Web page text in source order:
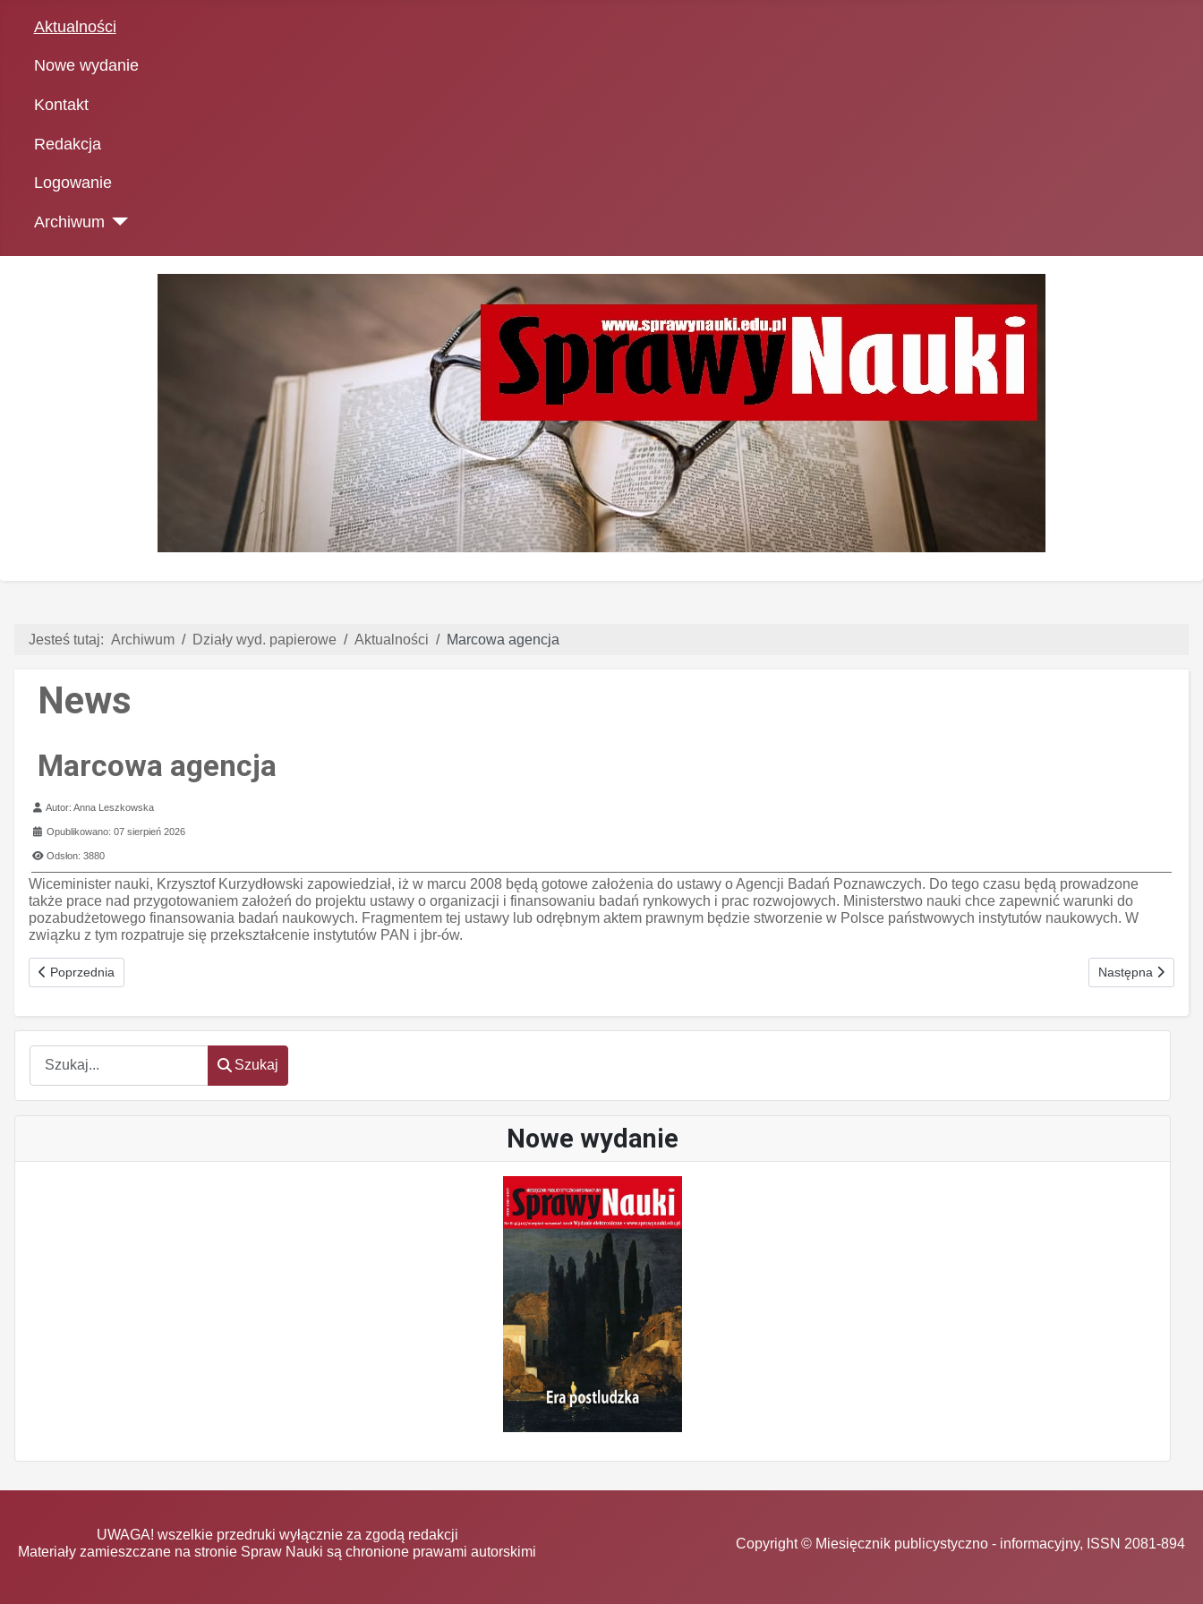
Aktualności
Nowe wydanie
Kontakt
Redakcja
Logowanie
Archiwum
Szukaj
Szukaj
Nowe wydanie
Jesteś tutaj: Archiwum Działy wyd. papierowe Aktualności Marcowa agencja
News
Marcowa agencja
Szczegóły
Autor:Anna Leszkowska
Opublikowano: 07 sierpień 2026
Odsłon: 3880
Wiceminister nauki, Krzysztof Kurzydłowski zapowiedział, iż w marcu 2008 będą gotowe założenia do ustawy o Agencji Badań Poznawczych. Do tego czasu będą prowadzone
także prace nad przygotowaniem założeń do projektu ustawy o organizacji i finansowaniu badań rynkowych i prac rozwojowych. Ministerstwo nauki chce zapewnić warunki do
pozabudżetowego finansowania badań naukowych. Fragmentem tej ustawy lub odrębnym aktem prawnym będzie stworzenie w Polsce państwowych instytutów naukowych. W
związku z tym rozpatruje się przekształcenie instytutów PAN i jbr-ów.
Poprzednia strona: Program ministra
Poprzednia Następna strona:
Następna
UWAGA! wszelkie przedruki wyłącznie za zgodą redakcji
Materiały zamieszczane na stronie Spraw Nauki są chronione prawami autorskimi
Copyright © Miesięcznik publicystyczno - informacyjny, ISSN 2081-894